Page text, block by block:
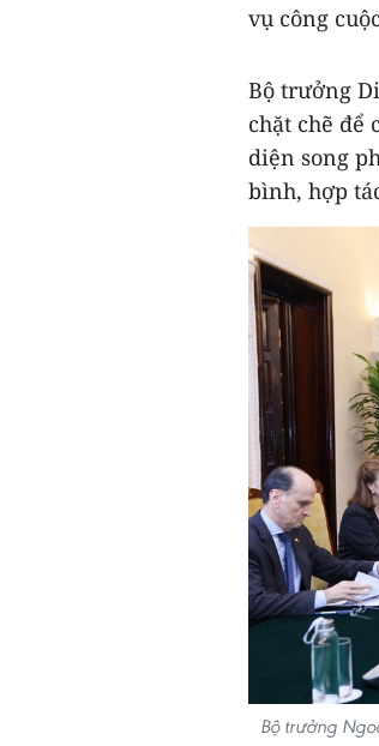
vụ công
Bộ trưởng
chặt chẽ để
diện song
bình, hợp
Bộ trưởng